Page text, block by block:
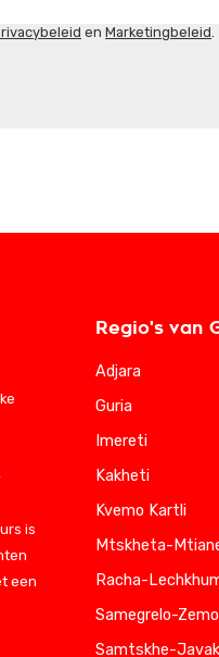
en Marketingbeleid.
is
een
Regio's van
Adjara
Guria
Imereti
Kakheti
Kvemo Kartli
Mtskheta-
Racha-
Samegrelo-
Samtskhe-